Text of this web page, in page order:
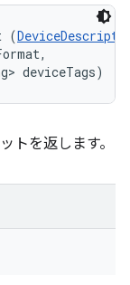
(
deviceTags)
トを返します。